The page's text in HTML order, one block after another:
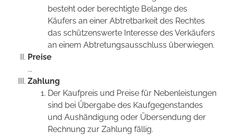
besteht oder berechtigte Belange des
Käufers an einer Abtretbarkeit des Rechtes
das schützenswerte Interesse des Verkäufers
an einem Abtretungsausschluss überwiegen.
Preise
...
Zahlung
Der Kaufpreis und Preise für Nebenleistungen
sind bei Übergabe des Kaufgegenstandes
und Aushändigung oder Übersendung der
Rechnung zur Zahlung fällig.